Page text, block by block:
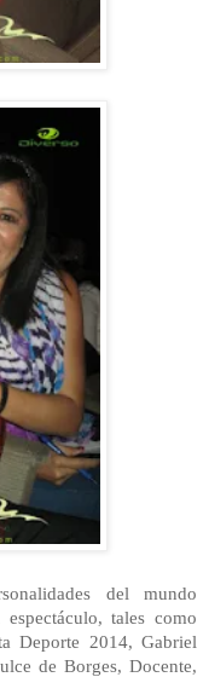
del mundo
tales como
Deporte 2014, Gabriel
de Borges, Docente,